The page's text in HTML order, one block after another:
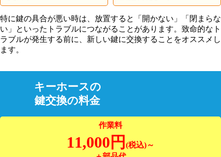
特に鍵の具合が悪い時は、放置すると「開かない」「閉まらな
い」といったトラブルにつながることがあります。致命的なト
ラブルが発生する前に、新しい鍵に交換することをオススメし
ます。
キーホースの
鍵交換の料金
作業料
11,000円 (税込)～